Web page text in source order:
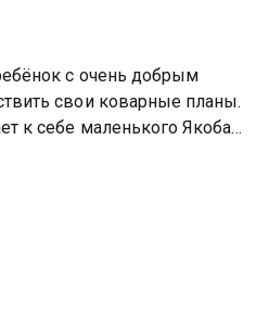
с очень добрым
свои коварные планы.
к себе маленького Якоба -